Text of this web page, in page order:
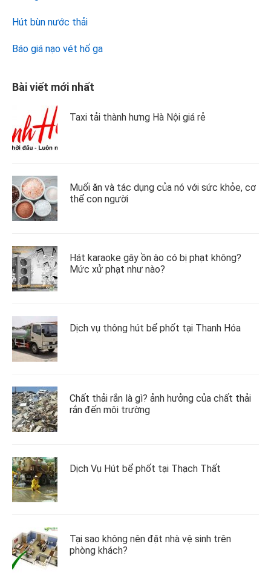
Hút bùn nước thải
Báo giá nạo vét hố ga
Bài viết mới nhất
Taxi tải thành hưng Hà Nội giá rẻ
Muối ăn và tác dụng của nó với sức khỏe, cơ
thể con người
Hát karaoke gây ồn ào có bị phạt không?
Mức xử phạt như nào?
Dịch vụ thông hút bể phốt tại Thanh Hóa
Chất thải rắn là gì? ảnh hưởng của chất thải
rắn đến môi trường
Dịch Vụ Hút bể phốt tại Thạch Thất
Tại sao không nên đặt nhà vệ sinh trên
phòng khách?